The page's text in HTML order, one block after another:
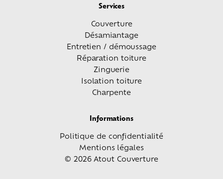
Services
Couverture
Désamiantage
Entretien / démoussage
Réparation toiture
Zinguerie
Isolation toiture
Charpente
Informations
Politique de confidentialité
Mentions légales
© 2026 Atout Couverture